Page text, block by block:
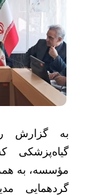
به گزارش
گیاه‌پزشکی
مؤسسه، به
گردهمایی